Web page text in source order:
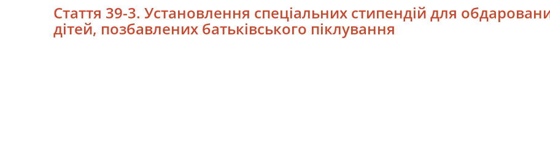
Стаття 39-3. Установлення спеціальних стипендій для
дітей, позбавлених батьківського піклування